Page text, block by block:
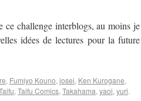
ce challenge interblogs, au moins je
idées de lectures pour la future
, Fumiyo Kouno, josei, Ken Kurogane,
, Taifu Comics, Takahama, yaoi, yuri.